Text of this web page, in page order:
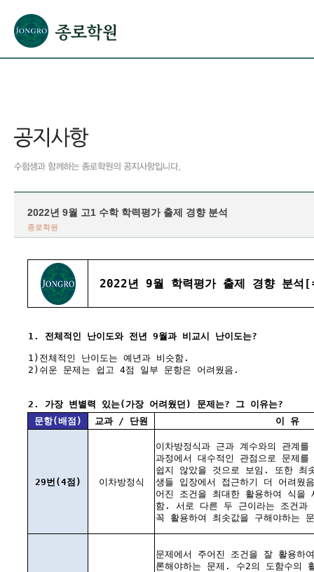
2022년 9월 고1 수학 학력평가 출제 경향 분석
종로학원
2022년 9월 학력평가 출제 경향 분석[
1. 전체적인 난이도와 전년 9월과 비교시 난이도는?
1)전체적인 난이도는 예년과 비슷함.
2)쉬운 문제는 쉽고 4점 일부 문항은 어려웠음.
2. 가장 변별력 있는(가장 어려웠던) 문제는? 그 이유는?
문항(배점)
교과 / 단원 이 유
29번(4점) 이차방정식
이차방정식과 근과 계수와의 관계
과정에서 대수적인 관점으로 문제
쉽지 않았을 것으로 보임. 또한 최
생들 입장에서 접근하기 더 어려웠
어진 조건을 최대한 활용하여 식을
함. 서로 다른 두 근이라는 조건과
꼭 활용하여 최솟값을 구해야하는
문제에서 주어진 조건을 잘 활용하여
론해야하는 문제. 수2의 도함수의